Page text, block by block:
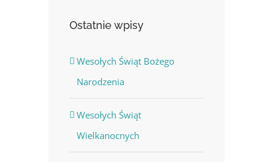
Ostatnie wpisy
Wesołych Świąt Bożego
Narodzenia
Wesołych Świąt
Wielkanocnych